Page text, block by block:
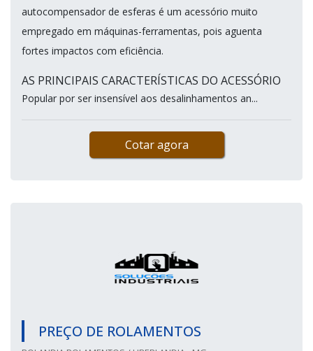
autocompensador de esferas é um acessório muito
empregado em máquinas-ferramentas, pois aguenta
fortes impactos com eficiência.
AS PRINCIPAIS CARACTERÍSTICAS DO ACESSÓRIO
Popular por ser insensível aos desalinhamentos an...
Cotar agora
PREÇO DE ROLAMENTOS